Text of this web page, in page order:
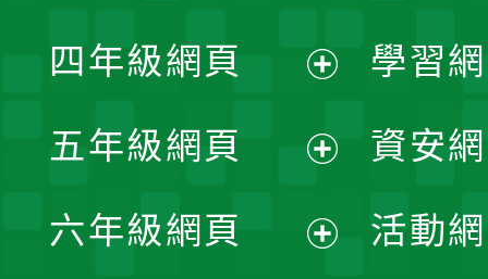
單
選
單
開
選
單
四年級網頁
開
選
五年級網頁
開
六年級網頁
學習
資安
活動